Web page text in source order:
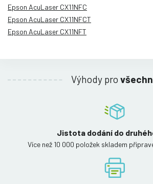
Epson AcuLaser CX11NFC
Epson AcuLaser CX11NFCT
Epson AcuLaser CX11NFT
Výhody pro
Jistota dodání do
Více než 10 000 položek skladem